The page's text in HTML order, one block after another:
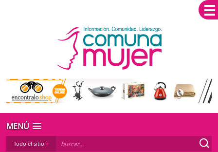
MENÚ
Todo el sitio